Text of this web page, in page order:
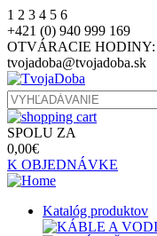
1 2 3 4 5 6
+421 (0) 940 999 169
OTVÁRACIE HODINY:
tvojadoba@tvojadoba.sk
SPOLU ZA
0,00€
K OBJEDNÁVKE
Katalóg produktov